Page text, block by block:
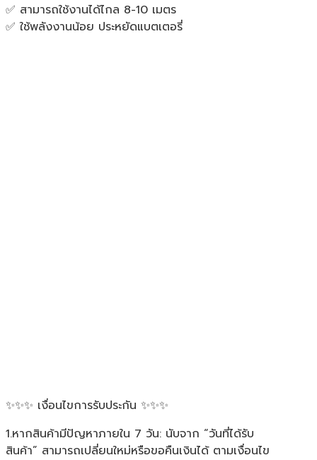
✅ สามารถใช้งานได้ไกล 8-10 เมตร
✅ ใช้พลังงานน้อย ประหยัดแบตเตอรี่
✨✨✨ เงื่อนไขการรับประกัน ✨✨✨
1.หากสินค้ามีปัญหาภายใน 7 วัน: นับจาก “วันที่ได้รับ
สินค้า” สามารถเปลี่ยนใหม่หรือขอคืนเงินได้ ตามเงื่อนไข